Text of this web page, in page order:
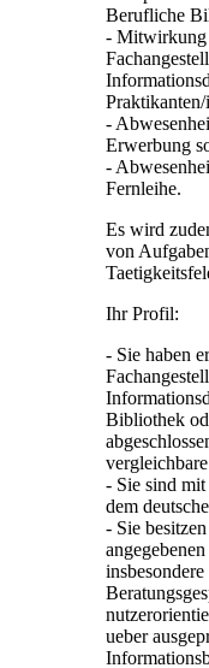
Berufliche
- Mitwirkung
-
Erwerbung
-
Fernleihe.
Es wird
von
Ihr Profil:
- Sie haben
Bibliothek
- Sie sind mit
dem
- Sie
ueber